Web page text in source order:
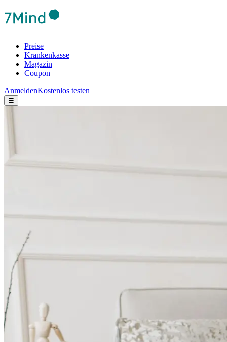
Preise
Krankenkasse
Magazin
Coupon
AnmeldenKostenlos testen
☰